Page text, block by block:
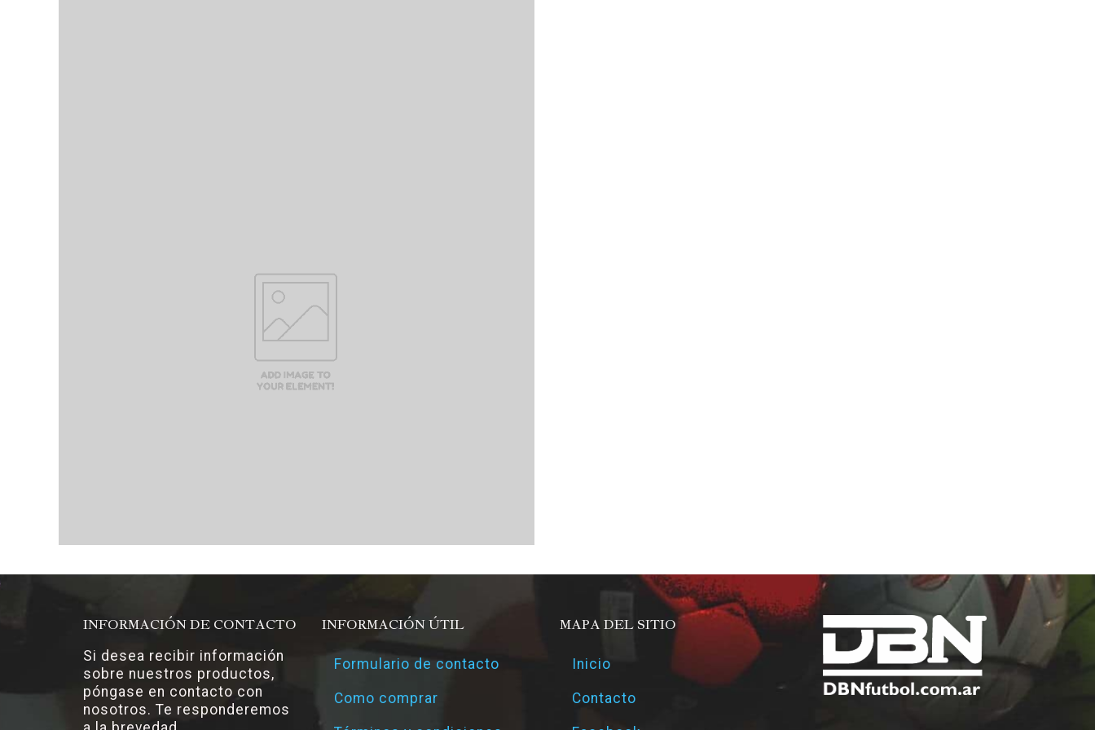
INFORMACIÓN DE CONTACTO
Si desea recibir información
sobre nuestros productos,
póngase en contacto con
nosotros. Te responderemos
INFORMACIÓN ÚTIL
Formulario de contacto
Como comprar
MAPA DEL SITIO
Inicio
Contacto